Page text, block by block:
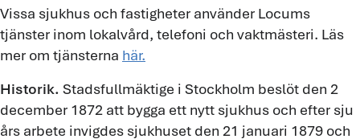
Vissa sjukhus och fastigheter använder Locums
tjänster inom lokalvård, telefoni och vaktmästeri. Läs
mer om tjänsterna här.
Historik. Stadsfullmäktige i Stockholm beslöt den 2
december 1872 att bygga ett nytt sjukhus och efter sju
års arbete invigdes sjukhuset den 21 januari 1879 och